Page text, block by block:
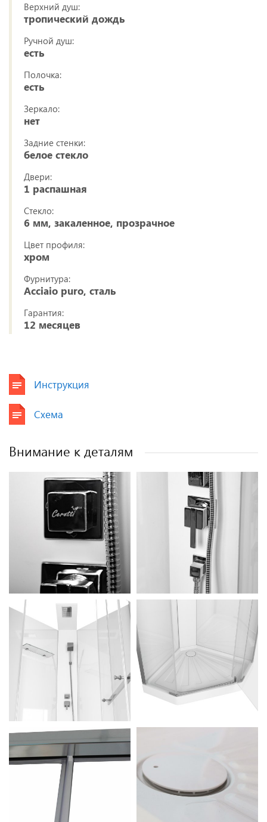
Верхний душ:
тропический дождь
Ручной душ:
есть
Полочка:
есть
Зеркало:
нет
Задние стенки:
белое стекло
Двери:
1 распашная
Стекло:
6 мм, закаленное, прозрачное
Цвет профиля:
хром
Фурнитура:
Acciaio puro, сталь
Гарантия:
12 месяцев
Инструкция
Схема
Внимание к деталям